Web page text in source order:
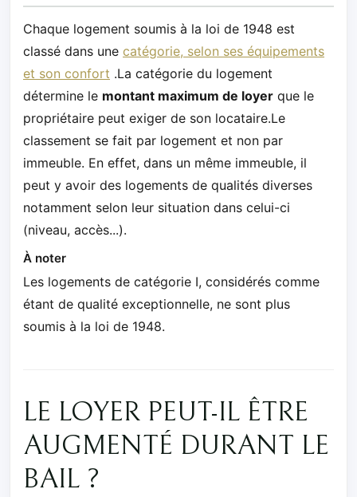
Chaque logement soumis à la loi de 1948 est
classé dans une catégorie, selon ses équipements
et son confort .La catégorie du logement
détermine le montant maximum de loyer que le
propriétaire peut exiger de son locataire.Le
classement se fait par logement et non par
immeuble. En effet, dans un même immeuble, il
peut y avoir des logements de qualités diverses
notamment selon leur situation dans celui-ci
(niveau, accès...).
À noter
Les logements de catégorie I, considérés comme
étant de qualité exceptionnelle, ne sont plus
soumis à la loi de 1948.
LE LOYER PEUT-IL ÊTRE
AUGMENTÉ DURANT LE
BAIL ?